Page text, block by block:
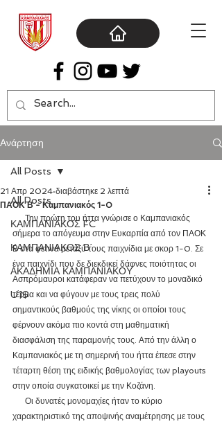
Ανάρτηση
All Posts
ΚΑΜΠΑΝΙΑΚΟΣ FC
ΚΑΜΠΑΝΙΑΚΟΣ Β΄
ΑΚΑΔΗΜΙΑ ΚΑΜΠΑΝΙΑΚΟΥ
U19
All Posts
ΠΑΟΚ Β - Καμπανιακός 1-0
21 Απρ 2024 διαβάστηκε 2 λεπτά
      Την πρώτη του ήττα γνώρισε ο Καμπανιακός
σήμερα το απόγευμα στην Ευκαρπία από τον ΠΑΟΚ
Β στα φετινά μεταξύ τους παιχνίδια με σκορ 1-0. Σε
ένα παιχνίδι που δε διεκδικεί δάφνες ποιότητας οι
Ασπρόμαυροι κατάφεραν να πετύχουν το μοναδικό
τέρμα και να φύγουν με τους τρεις πολύ
σημαντικούς βαθμούς της νίκης οι οποίοι τους
φέρνουν ακόμα πιο κοντά στη μαθηματική
διασφάλιση της παραμονής τους. Από την άλλη ο
Καμπανιακός με τη σημερινή του ήττα έπεσε στην
τέταρτη θέση της ειδικής βαθμολογίας των playouts
στην οποία συγκατοικεί με την Κοζάνη.
χαρακτηριστικό της αποψινής αναμέτρησης με τους